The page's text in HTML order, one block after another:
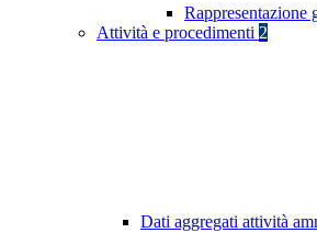
Rappresentazione
Attività e procedimenti 2
Dati aggregati attività